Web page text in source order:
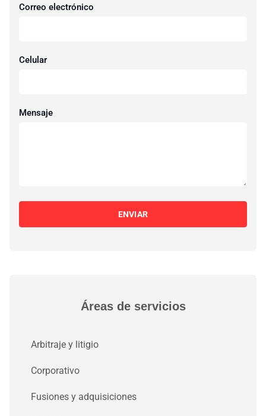
Correo electrónico
Celular
Mensaje
ENVIAR
Áreas de servicios
Arbitraje y litigio
Corporativo
Fusiones y adquisiciones